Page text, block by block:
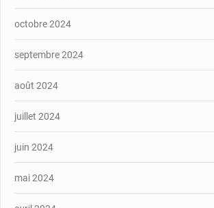
octobre 2024
septembre 2024
août 2024
juillet 2024
juin 2024
mai 2024